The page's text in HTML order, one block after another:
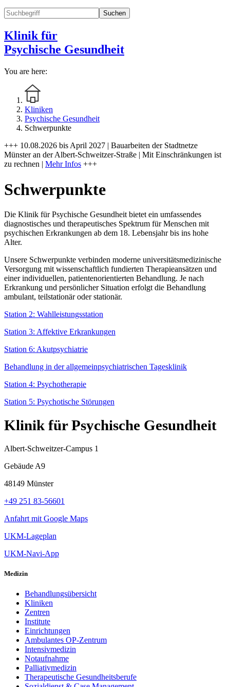
Suchen
Klinik für
Psychische Gesundheit
You are here:
Kliniken
Psychische Gesundheit
Schwerpunkte
+++ 10.08.2026 bis April 2027 | Bauarbeiten der Stadtnetze
Münster an der Albert-Schweitzer-Straße | Mit Einschränkungen ist
zu rechnen | Mehr Infos +++
Schwerpunkte
Die Klinik für Psychische Gesundheit bietet ein umfassendes
diagnostisches und therapeutisches Spektrum für Menschen mit
psychischen Erkrankungen ab dem 18. Lebensjahr bis ins hohe
Alter.
Unsere Schwerpunkte verbinden moderne universitätsmedizinische
Versorgung mit wissenschaftlich fundierten Therapieansätzen und
einer individuellen, patientenorientierten Behandlung. Je nach
Erkrankung und persönlicher Situation erfolgt die Behandlung
ambulant, teilstationär oder stationär.
Station 2: Wahlleistungsstation
Station 3: Affektive Erkrankungen
Station 6: Akutpsychiatrie
Behandlung in der allgemeinpsychiatrischen Tagesklinik
Station 4: Psychotherapie
Station 5: Psychotische Störungen
Klinik für Psychische Gesundheit
Albert-Schweitzer-Campus 1
Gebäude A9
48149 Münster
+49 251 83-56601
Anfahrt mit Google Maps
UKM-Lageplan
UKM-Navi-App
Medizin
Behandlungsübersicht
Kliniken
Zentren
Institute
Einrichtungen
Ambulantes OP-Zentrum
Intensivmedizin
Notaufnahme
Palliativmedizin
Therapeutische Gesundheitsberufe